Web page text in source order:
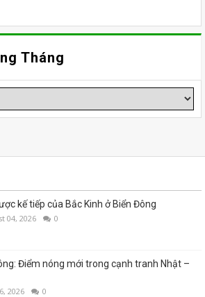
Tháng
kế tiếp của Bắc Kinh ở Biển Đông
04, 2026 0
Điểm nóng mới trong cạnh tranh Nhật –
2026 0